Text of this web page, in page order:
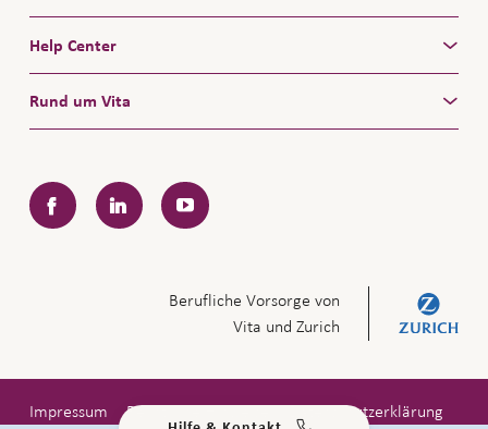
Help Center
Rund um Vita
FacebookLinkedInYouTube
Berufliche Vorsorge von
Vita und Zurich
Impressum Rechtliche Hinweise
Datenschutzerklärung